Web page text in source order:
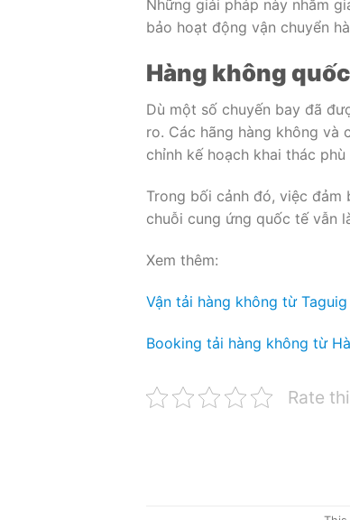
Những giải pháp này nhằm
bảo hoạt động vận chuyển
Hàng không
Dù một số chuyến bay đã
ro. Các hãng hàng không
chỉnh kế hoạch khai thác phù
Trong bối cảnh đó, việc
chuỗi cung ứng quốc tế vẫn
Xem thêm:
Vận tải hàng không từ
Booking tải hàng không từ
Rate